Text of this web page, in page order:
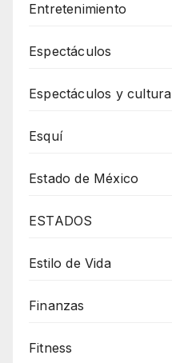
Entretenimiento
Espectáculos
Espectáculos y cultura
Esquí
Estado de México
ESTADOS
Estilo de Vida
Finanzas
Fitness